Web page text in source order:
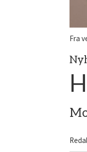
Fra